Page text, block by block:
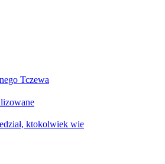
Tczewa
ktokolwiek wie